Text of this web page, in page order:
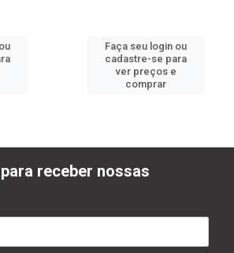
Faça seu login ou
cadastre-se para
ver preços e
comprar
receber nossas